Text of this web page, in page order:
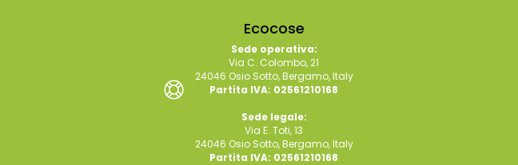
Ecocose
Sede operativa:
Via C. Colombo, 21
24046 Osio Sotto, Bergamo, Italy
Partita IVA: 02561210168
Sede legale:
Via E. Toti, 13
24046 Osio Sotto, Bergamo, Italy
Partita IVA: 02561210168